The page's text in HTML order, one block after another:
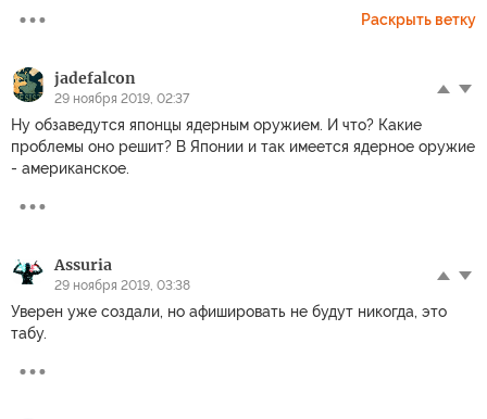
Раскрыть ветку
jadefalcon
29 ноября 2019, 02:37
Ну обзаведутся японцы ядерным оружием. И что? Какие
проблемы оно решит? В Японии и так имеется ядерное оружие
- американское.
Assuria
29 ноября 2019, 03:38
Уверен уже создали, но афишировать не будут никогда, это
табу.